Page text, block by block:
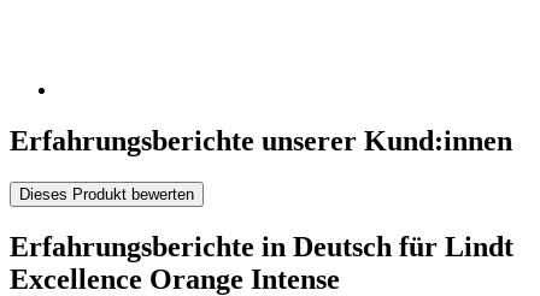
Erfahrungsberichte unserer Kund:innen
Dieses Produkt bewerten
Erfahrungsberichte in Deutsch für Lindt
Excellence Orange Intense